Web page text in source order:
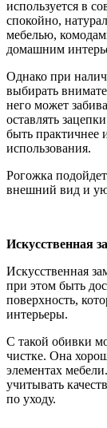
используется в
спокойно,
мебелью,
домашним
Однако при
выбирать
него может
оставлять
быть практичнее
использования.
Рогожка
внешний вид и
Искусственная
Искусственная
при этом быть
поверхность,
интерьеры.
С такой обивки
чистке. Она
элементах
учитывать
по уходу.